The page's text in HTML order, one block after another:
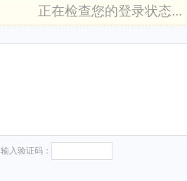
正在检查您的登录状态...
输入验证码：